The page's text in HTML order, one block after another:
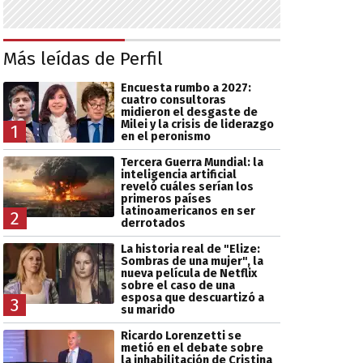
Más leídas de Perfil
1
Encuesta rumbo a 2027:
cuatro consultoras
midieron el desgaste de
Milei y la crisis de liderazgo
en el peronismo
2
Tercera Guerra Mundial: la
inteligencia artificial
reveló cuáles serían los
primeros países
latinoamericanos en ser
derrotados
3
La historia real de "Elize:
Sombras de una mujer", la
nueva película de Netflix
sobre el caso de una
esposa que descuartizó a
su marido
Ricardo Lorenzetti se
metió en el debate sobre
la inhabilitación de Cristina